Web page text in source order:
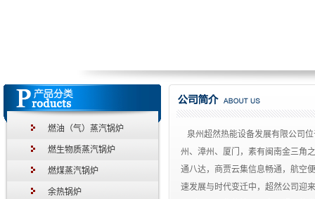
燃油（气）蒸汽锅炉
燃生物质蒸汽锅炉
燃煤蒸汽锅炉
余热锅炉
泉州超然热能设备发展有限公司
州、漳州、厦门，素有闽南金三角
通八达，商贾云集信息畅通，航空
速发展与时代变迁中，超然公司迎